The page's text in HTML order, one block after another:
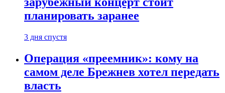
планировать заранее
3 дня спустя
Операция «преемник»: кому на
самом деле Брежнев хотел передать
власть